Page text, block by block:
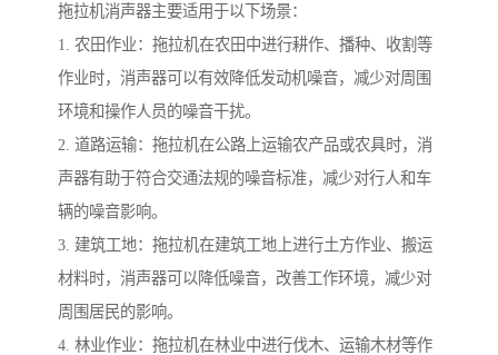
拖拉机消声器主要适用于以下场景：
1. 农田作业：拖拉机在农田中进行耕作、播种、收割等
作业时，消声器可以有效降低发动机噪音，减少对周围
环境和操作人员的噪音干扰。
2. 道路运输：拖拉机在公路上运输农产品或农具时，消
声器有助于符合交通法规的噪音标准，减少对行人和车
辆的噪音影响。
3. 建筑工地：拖拉机在建筑工地上进行土方作业、搬运
材料时，消声器可以降低噪音，改善工作环境，减少对
周围居民的影响。
4. 林业作业：拖拉机在林业中进行伐木、运输木材等作